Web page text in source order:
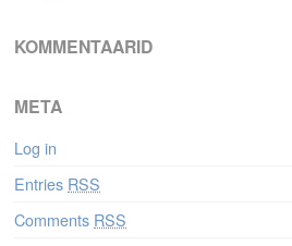
KOMMENTAARID
META
Log in
Entries RSS
Comments RSS